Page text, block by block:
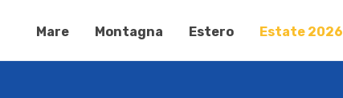
Mare Montagna Estero Estate 2026